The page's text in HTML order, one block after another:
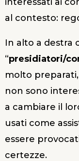
al contesto:
In alto a destra
“presidiatori/
molto
non sono
a cambiare il
usati come
essere
certezze.